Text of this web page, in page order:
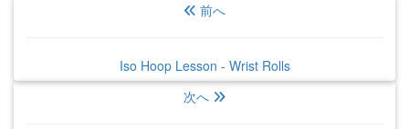
前へ
Iso Hoop Lesson - Wrist Rolls
次へ